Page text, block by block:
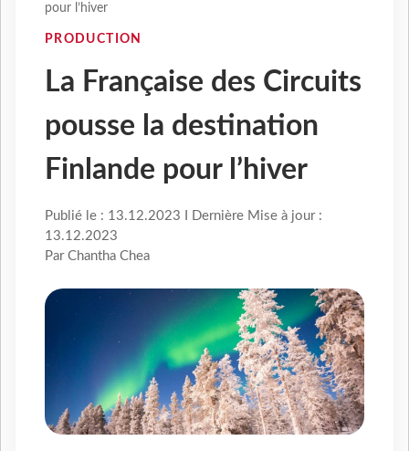
pour l’hiver
PRODUCTION
La Française des Circuits
pousse la destination
Finlande pour l’hiver
Publié le : 13.12.2023 I Dernière Mise à jour :
13.12.2023
Par Chantha Chea